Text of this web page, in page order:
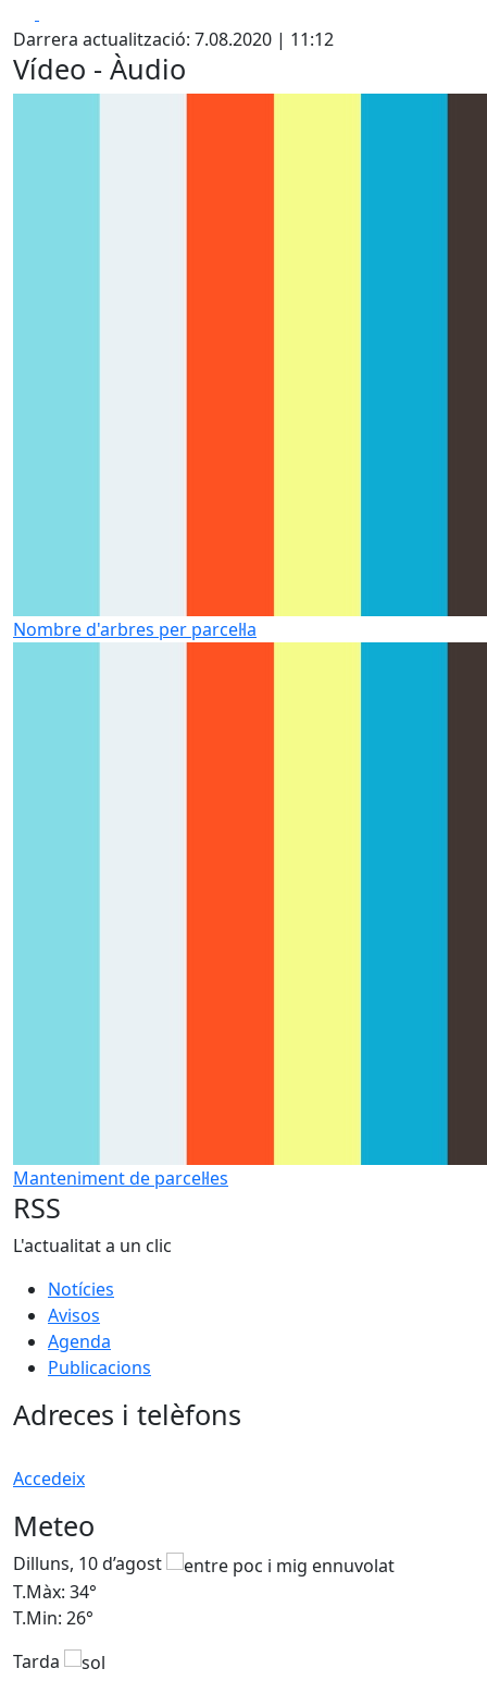
Darrera actualització: 7.08.2020 | 11:12
Vídeo - Àudio
Nombre d'arbres per parcel·la
Manteniment de parcel·les
RSS
L'actualitat a un clic
Notícies
Avisos
Agenda
Publicacions
Adreces i telèfons
Accedeix
Meteo
Dilluns, 10 d’agost
T.Màx: 34°
T.Min: 26°
Tarda